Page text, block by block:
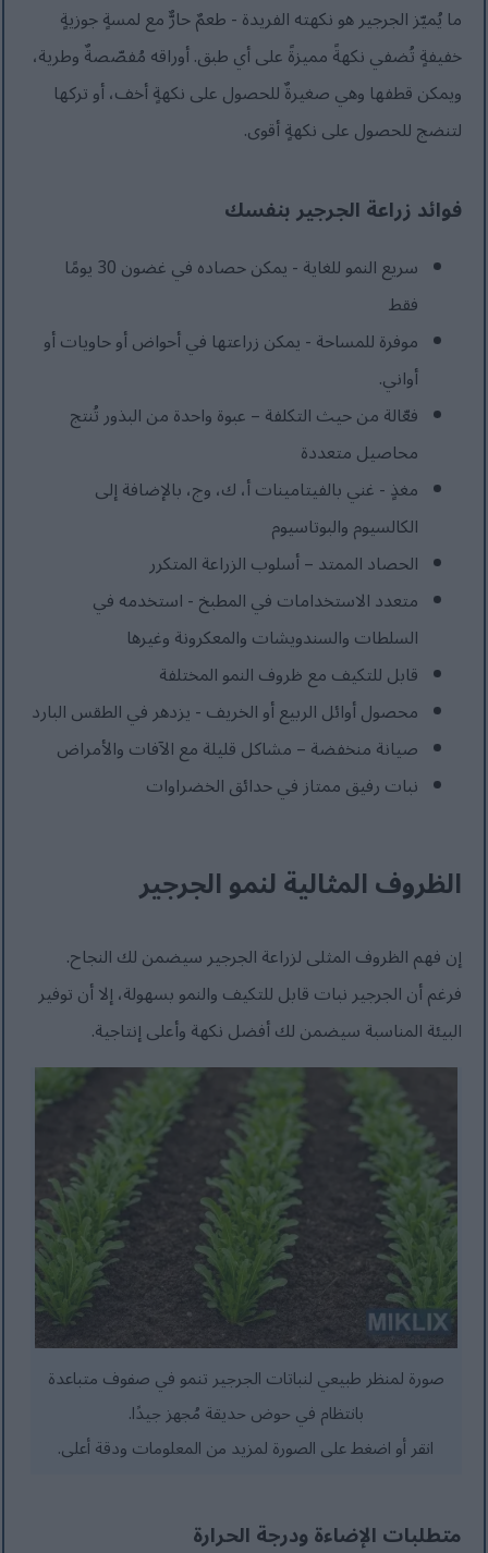
ما يُميّز الجرجير هو نكهته الفريدة - طعمٌ حارٌّ مع لمسةٍ جوزيةٍ
خفيفةٍ تُضفي نكهةً مميزةً على أي طبق. أوراقه مُفصّصةٌ وطرية،
ويمكن قطفها وهي صغيرةٌ للحصول على نكهةٍ أخف، أو تركها
لتنضج للحصول على نكهةٍ أقوى.
فوائد زراعة الجرجير بنفسك
سريع النمو للغاية - يمكن حصاده في غضون 30 يومًا
فقط
موفرة للمساحة - يمكن زراعتها في أحواض أو حاويات أو
أواني.
فعّالة من حيث التكلفة – عبوة واحدة من البذور تُنتج
محاصيل متعددة
مغذٍ - غني بالفيتامينات أ، ك، وج، بالإضافة إلى
الكالسيوم والبوتاسيوم
الحصاد الممتد – أسلوب الزراعة المتكرر
متعدد الاستخدامات في المطبخ - استخدمه في
السلطات والسندويشات والمعكرونة وغيرها
قابل للتكيف مع ظروف النمو المختلفة
محصول أوائل الربيع أو الخريف - يزدهر في الطقس البارد
صيانة منخفضة – مشاكل قليلة مع الآفات والأمراض
نبات رفيق ممتاز في حدائق الخضراوات
الظروف المثالية لنمو الجرجير
إن فهم الظروف المثلى لزراعة الجرجير سيضمن لك النجاح.
فرغم أن الجرجير نبات قابل للتكيف والنمو بسهولة، إلا أن توفير
البيئة المناسبة سيضمن لك أفضل نكهة وأعلى إنتاجية.
صورة لمنظر طبيعي لنباتات الجرجير تنمو في صفوف متباعدة
بانتظام في حوض حديقة مُجهز جيدًا.
انقر أو اضغط على الصورة لمزيد من المعلومات ودقة أعلى.
متطلبات الإضاءة ودرجة الحرارة